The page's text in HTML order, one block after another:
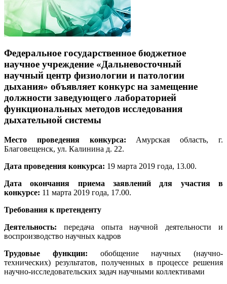
Федеральное государственное бюджетное
научное учреждение «Дальневосточный
научный центр физиологии и патологии
дыхания» объявляет конкурс на замещение
должности заведующего лабораторией
функциональных методов исследования
дыхательной системы
Место проведения конкурса: Амурская область, г.
Благовещенск, ул. Калинина д. 22.
Дата проведения конкурса: 19 марта 2019 года, 13.00.
Дата окончания приема заявлений для участия в
конкурсе: 11 марта 2019 года, 17.00.
Требования к претенденту
Деятельность: передача опыта научной деятельности и
воспроизводство научных кадров
Трудовые функции: обобщение научных (научно-
технических) результатов, полученных в процессе решения
научно-исследовательских задач научными коллективами